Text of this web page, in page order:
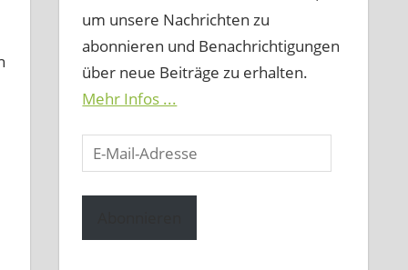
um unsere Nachrichten zu
abonnieren und Benachrichtigungen
über neue Beiträge zu erhalten.
Mehr Infos ...
E-
Mail-
Adresse